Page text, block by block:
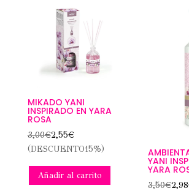
MIKADO YANI
INSPIRADO EN YARA
ROSA
3,00€2,55€
(DESCUENTO15%)
Añadir al carrito
YANI
YARA
3,50€2,98